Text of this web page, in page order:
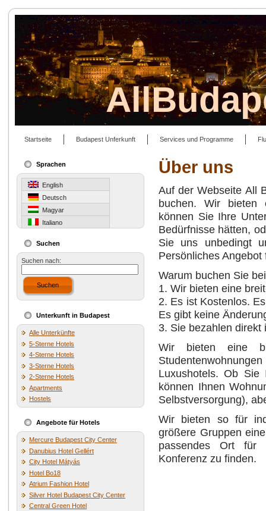
Startseite Budapest Unferkunft Services und Programme
Sprachen
English
Deutsch
Magyar
Italiano
Suchen
Suchen nach:
Suchen
Unterkunft in Budapest
Alle Unterkünfte
5-Sterne Hotels
4-Sterne Hotels
3-Sterne Hotels
2-Sterne Hotels
Apartments
Hostels
Angebote für Hotels
Mercure Budapest City Center
Danubius Hotel Gellért
City Hotel Mátyás
Hotel Bo18
Atrium Fashion Hotel
Silver Hotel Budapest City Center
Central Green Hotel
Über uns
Auf der Webseite All
buchen. Wir bieten
können Sie Ihre
Bedürfnisse hätten,
Sie uns unbedingt
Persönliches
Warum buchen Sie
1. Wir bieten eine
2. Es ist Kostenlos.
Es gibt keine
3. Sie bezahlen direkt
Wir bieten eine
Luxushotels. Ob Sie
können Ihnen
Selbstversorgung),
Wir bieten so für
größere Gruppen
passendes Ort für
Konferenz zu finden.